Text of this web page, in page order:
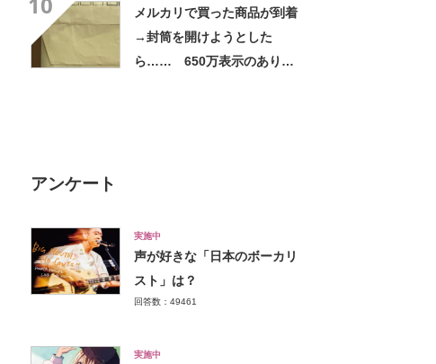
メルカリで買った商品が到着
→封筒を開けようとした
ら…… 650万表示のありえ
アンケート
実施中
声が好きな「日本のボーカリ
スト」は？
回答数：49461
実施中